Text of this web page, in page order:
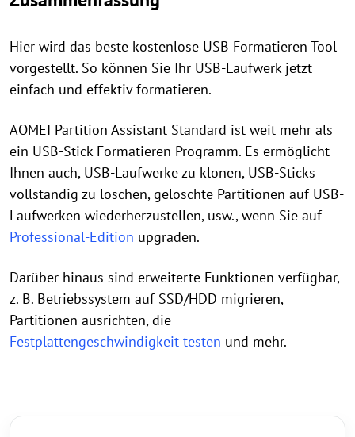
Hier wird das beste kostenlose USB Formatieren Tool
vorgestellt. So können Sie Ihr USB-Laufwerk jetzt
einfach und effektiv formatieren.
AOMEI Partition Assistant Standard ist weit mehr als
ein USB-Stick Formatieren Programm. Es ermöglicht
Ihnen auch, USB-Laufwerke zu klonen, USB-Sticks
vollständig zu löschen, gelöschte Partitionen auf USB-
Laufwerken wiederherzustellen, usw., wenn Sie auf
Professional-Edition upgraden.
Darüber hinaus sind erweiterte Funktionen verfügbar,
z. B. Betriebssystem auf SSD/HDD migrieren,
Partitionen ausrichten, die
Festplattengeschwindigkeit testen und mehr.